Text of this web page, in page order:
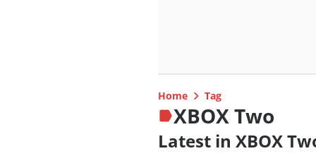
Home Tag
XBOX Two
Latest in XBOX